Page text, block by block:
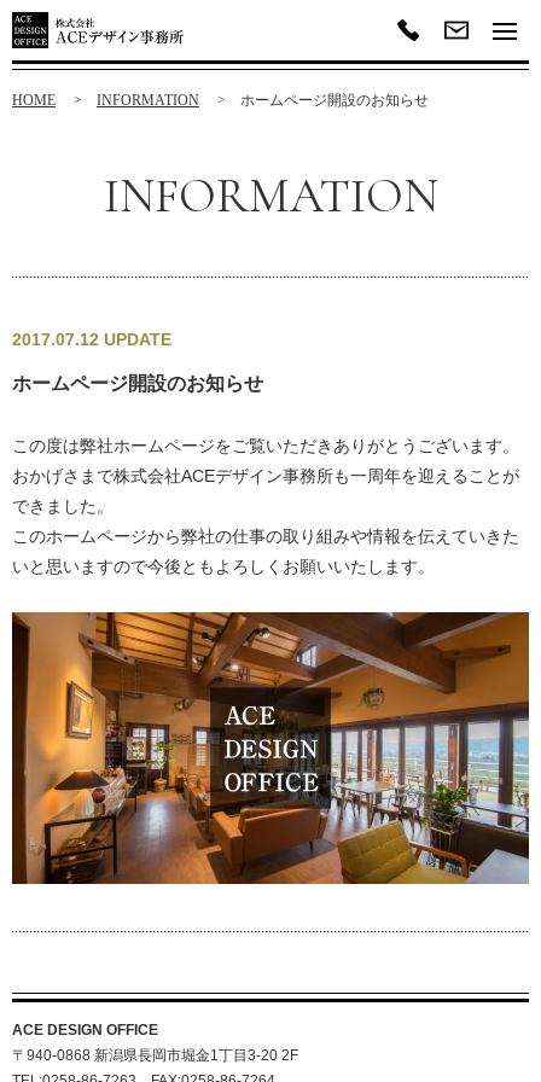
HOME INFORMATION ホームページ開設のお知らせ
INFORMATION
2017.07.12 UPDATE
ホームページ開設のお知らせ
この度は弊社ホームページをご覧いただきありがとうございます。
おかげさまで株式会社ACEデザイン事務所も一周年を迎えることが
できました。
このホームページから弊社の仕事の取り組みや情報を伝えていきた
いと思いますので今後ともよろしくお願いいたします。
ACE DESIGN OFFICE
〒940-0868 新潟県長岡市堀金1丁目3-20 2F